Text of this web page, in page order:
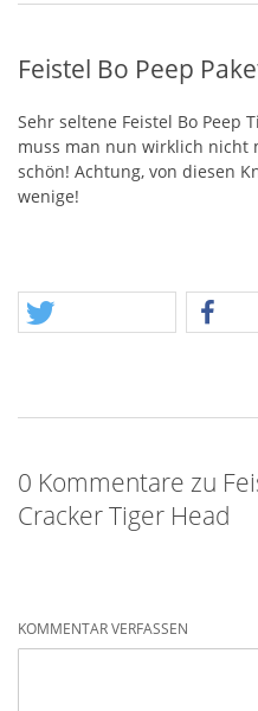
Feistel Bo Peep
Sehr seltene Feistel Bo Peep
muss man nun wirklich nicht
schön! Achtung, von diesen
wenige!
0 Kommentare zu
Cracker Tiger Head
KOMMENTAR VERFASSEN